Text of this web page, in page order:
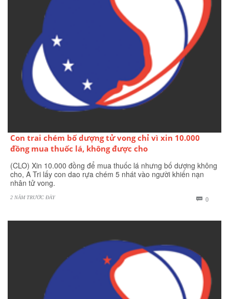
Con trai chém bố dượng tử vong chỉ vì xin 10.000
đồng mua thuốc lá, không được cho
(CLO) Xin 10.000 đồng để mua thuốc lá nhưng bố dượng không
cho, A Tri lấy con dao rựa chém 5 nhát vào người khiến nạn
nhân tử vong.
2 NĂM TRƯỚC ĐÂY  0BÌNH